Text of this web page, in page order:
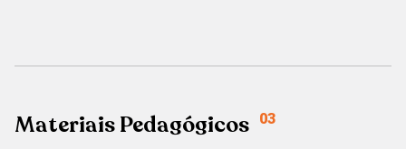
Materiais Pedagógicos 03